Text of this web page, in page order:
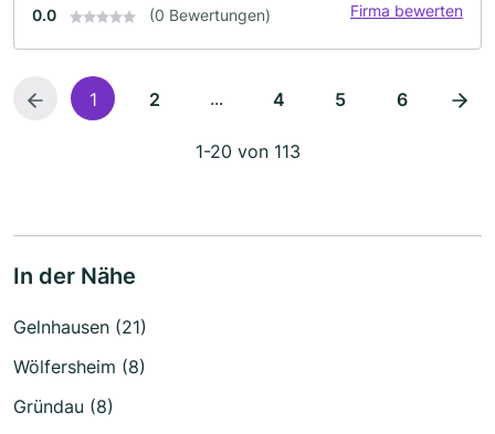
0.0 (0 Bewertungen) Firma bewerten
1 2 ... 4 5 6
1-20 von 113
In der Nähe
Gelnhausen (21)
Wölfersheim (8)
Gründau (8)